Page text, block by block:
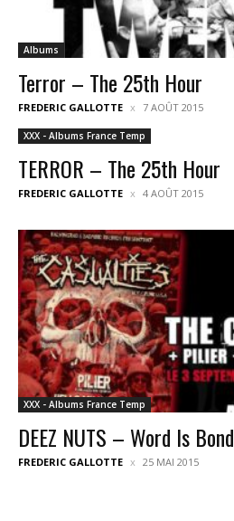
Albums
Terror – The 25th Hour
FREDERIC GALLOTTE 7 AOÛT 2015
XXX - Albums France Temp
TERROR – The 25th Hour
FREDERIC GALLOTTE 4 AOÛT 2015
XXX - Albums France Temp
DEEZ NUTS – Word Is Bond
FREDERIC GALLOTTE 25 MAI 2015